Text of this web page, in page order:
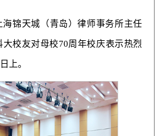
锦天城（青岛）律师事务所主任
校友对母校70周年校庆表示热烈
上。